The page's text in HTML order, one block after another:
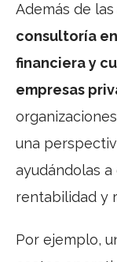
Además de
consultoría
financiera y
empresas
una
ayudándolas
rentabilidad y
Por ejemplo,